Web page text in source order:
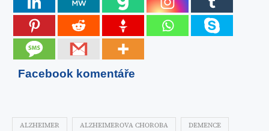
Facebook komentáře
ALZHEIMER ALZHEIMEROVA CHOROBA DEMENCE